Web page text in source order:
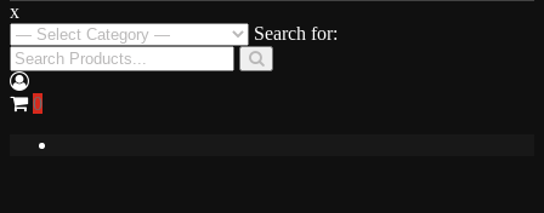
Разбор Ауди А8
Разборка Audi A8 D3
x
Search for:
0